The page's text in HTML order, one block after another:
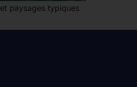
paysages typiques